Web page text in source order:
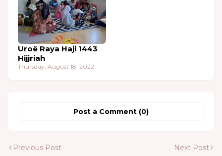
Uroë Raya Haji 1443
Hijjriah
Thursday, August 18, 2022
Post a Comment (0)
Previous Post Next Post